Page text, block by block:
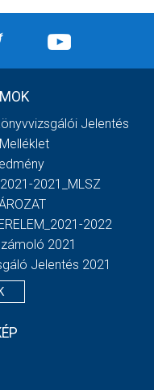
Jelentés
2021_MLSZ
2022
2021
Jelentés 2021